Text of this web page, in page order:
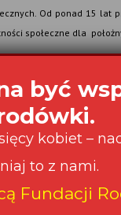
Od ponad 15 lat
społeczne dla
naturalnym oraz cięciu
Verco S.A.
do pobrania na
2019/Materialy-